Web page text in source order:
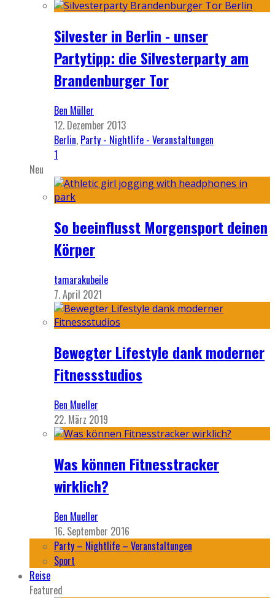
Silvester in Berlin - unser
Partytipp: die Silvesterparty am
Brandenburger Tor
Ben Müller
12. Dezember 2013
Berlin, Party - Nightlife - Veranstaltungen
1
Neu
So beeinflusst Morgensport deinen
Körper
tamarakubeile
7. April 2021
Bewegter Lifestyle dank moderner
Fitnessstudios
Ben Mueller
22. März 2019
Was können Fitnesstracker
wirklich?
Ben Mueller
16. September 2016
Party – Nightlife – Veranstaltungen
Sport
Reise
Featured